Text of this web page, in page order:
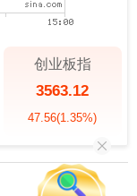
创业板指
3563.12
47.56(1.35%)